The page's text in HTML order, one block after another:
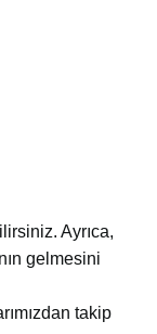
Ayrıca,
gelmesini
takip